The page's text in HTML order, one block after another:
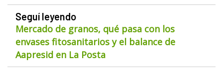
Seguí leyendo
Mercado de granos, qué pasa con los
envases fitosanitarios y el balance de
Aapresid en La Posta